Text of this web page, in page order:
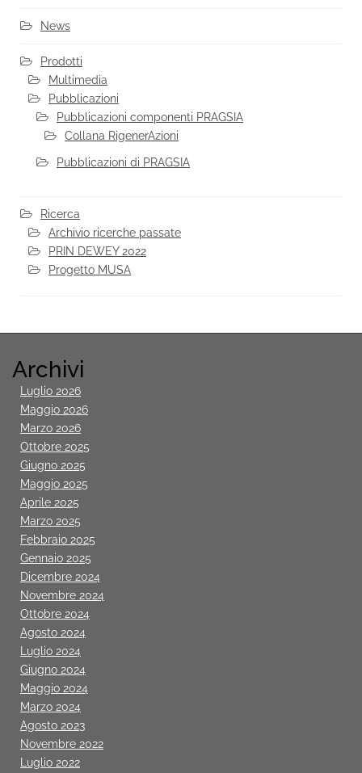
News
Prodotti
Multimedia
Pubblicazioni
Pubblicazioni componenti PRAGSIA
Collana RigenerAzioni
Pubblicazioni di PRAGSIA
Ricerca
Archivio ricerche passate
PRIN DEWEY 2022
Progetto MUSA
Archivi
Luglio 2026
Maggio 2026
Marzo 2026
Ottobre 2025
Giugno 2025
Maggio 2025
Aprile 2025
Marzo 2025
Febbraio 2025
Gennaio 2025
Dicembre 2024
Novembre 2024
Ottobre 2024
Agosto 2024
Luglio 2024
Giugno 2024
Maggio 2024
Marzo 2024
Agosto 2023
Novembre 2022
Luglio 2022